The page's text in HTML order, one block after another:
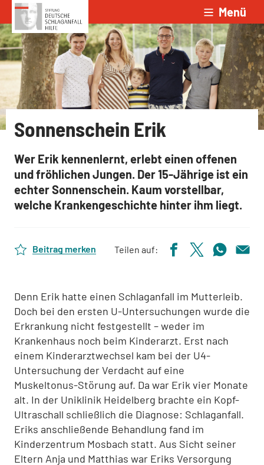
Zum Inhalt springen Menü
Sonnenschein Erik
Wer Erik kennenlernt, erlebt einen offenen
und fröhlichen Jungen. Der 15-Jährige ist ein
echter Sonnenschein. Kaum vorstellbar,
welche Krankengeschichte hinter ihm liegt.
Beitrag merken Teilen auf:
Denn Erik hatte einen Schlaganfall im Mutterleib.
Doch bei den ersten U-Untersuchungen wurde die
Erkrankung nicht festgestellt – weder im
Krankenhaus noch beim Kinderarzt. Erst nach
einem Kinderarztwechsel kam bei der U4-
Untersuchung der Verdacht auf eine
Muskeltonus-Störung auf. Da war Erik vier Monate
alt. In der Uniklinik Heidelberg brachte ein Kopf-
Ultraschall schließlich die Diagnose: Schlaganfall.
Eriks anschließende Behandlung fand im
Kinderzentrum Mosbach statt. Aus Sicht seiner
Eltern Anja und Matthias war Eriks Versorgung